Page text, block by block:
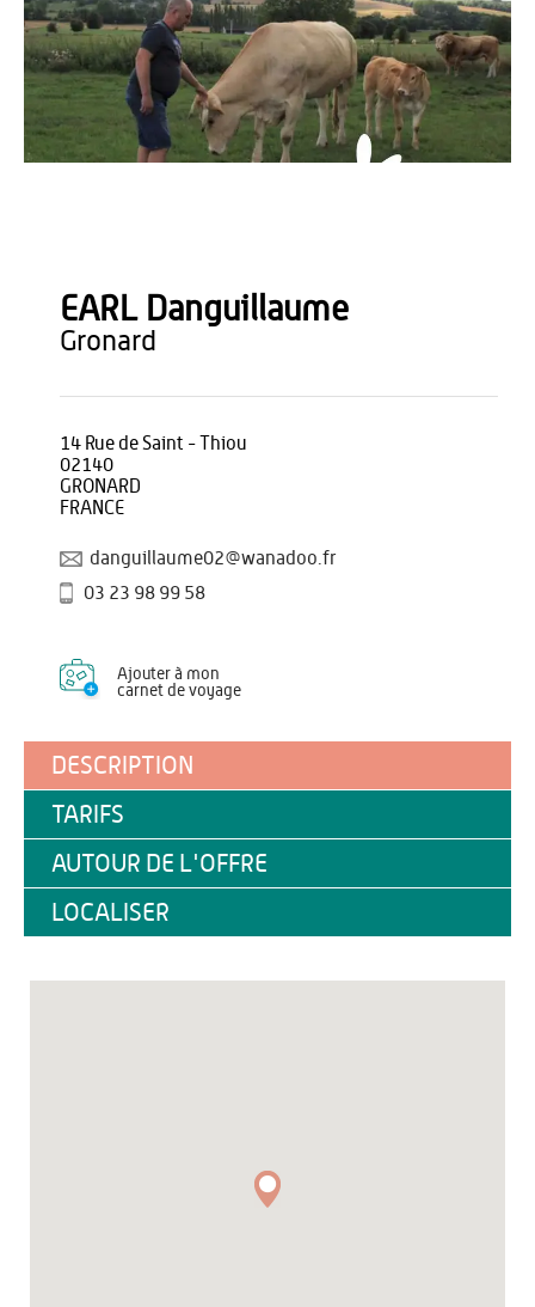
EARL Danguillaume
gronard
14 Rue de Saint - Thiou
02140
GRONARD
FRANCE
danguillaume02@wanadoo.fr
03 23 98 99 58
Ajouter à mon
carnet de voyage
DESCRIPTION
TARIFS
AUTOUR DE L'OFFRE
LOCALISER